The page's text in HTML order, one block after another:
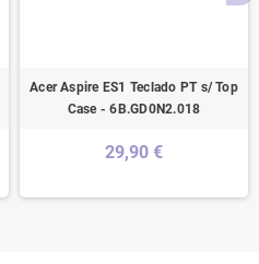
Acer Aspire ES1 Teclado PT s/ Top
Case - 6B.GD0N2.018
29,90 €